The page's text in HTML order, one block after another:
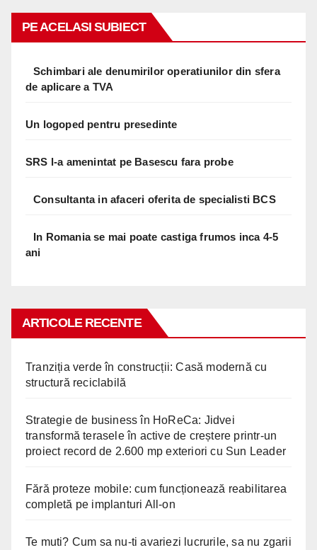
PE ACELASI SUBIECT
Schimbari ale denumirilor operatiunilor din sfera
de aplicare a TVA
Un logoped pentru presedinte
SRS l-a amenintat pe Basescu fara probe
Consultanta in afaceri oferita de specialisti BCS
In Romania se mai poate castiga frumos inca 4-5
ani
ARTICOLE RECENTE
Tranziția verde în construcții: Casă modernă cu
structură reciclabilă
Strategie de business în HoReCa: Jidvei
transformă terasele în active de creștere printr-un
proiect record de 2.600 mp exteriori cu Sun Leader
Fără proteze mobile: cum funcționează reabilitarea
completă pe implanturi All-on
Te muti? Cum sa nu-ti avariezi lucrurile, sa nu zgarii